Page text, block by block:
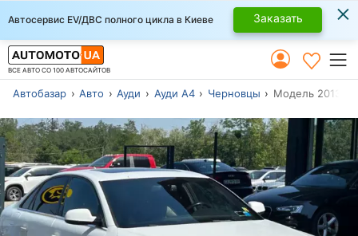
Автосервис EV/ДВС полного цикла в Киеве Заказать ×
ВСЕ АВТО СО 100 АВТОСАЙТОВ
Автобазар Авто Ауди Ауди А4 Черновцы Модель 2013